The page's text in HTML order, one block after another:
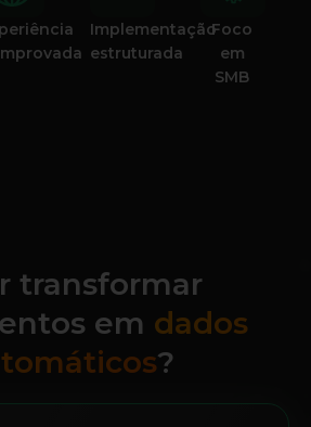
Implementação
estruturada
Foco
em
SMB
transformar
em dados
?